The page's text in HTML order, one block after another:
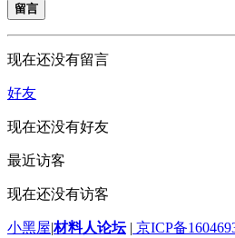
留言
现在还没有留言
好友
现在还没有好友
最近访客
现在还没有访客
小黑屋|材料人论坛 | 京ICP备